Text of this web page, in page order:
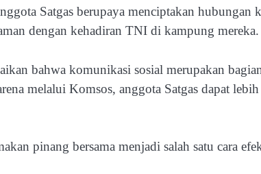
Satgas berupaya menciptakan hubungan
dengan kehadiran TNI di kampung mereka.
bahwa komunikasi sosial merupakan
melalui Komsos, anggota Satgas dapat
pinang bersama menjadi salah satu cara